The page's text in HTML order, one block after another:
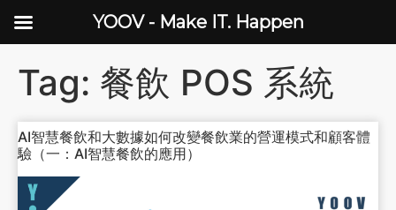
Tag: 餐飲 POS 系統
AI智慧餐飲和大數據如何改變餐飲業的營運模式和顧客體
驗（一：AI智慧餐飲的應用）
YOOV - Make IT. Happen